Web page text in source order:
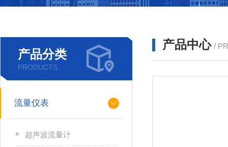
产品分类
PRODUCTS
流量仪表
超声波流量计
产品中心 /